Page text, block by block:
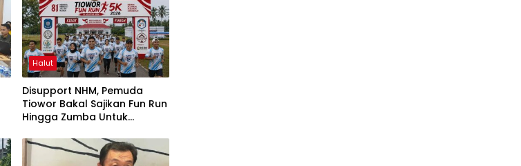
Halut
Disupport NHM, Pemuda
Tiowor Bakal Sajikan Fun Run
Hingga Zumba Untuk